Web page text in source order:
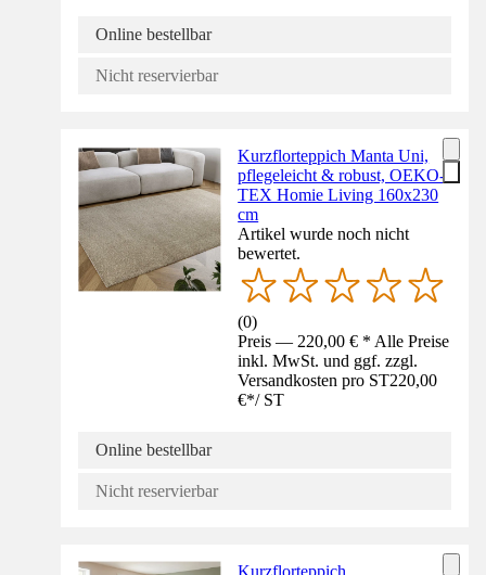
Online bestellbar
Nicht reservierbar
Kurzflorteppich Manta Uni,
pflegeleicht & robust, OEKO-
TEX Homie Living 160x230
cm
Artikel wurde noch nicht
bewertet.
(0)
Preis — 220,00 € * Alle Preise
inkl. MwSt. und ggf. zzgl.
Versandkosten pro ST220,00
€*/ ST
Online bestellbar
Nicht reservierbar
Kurzflorteppich